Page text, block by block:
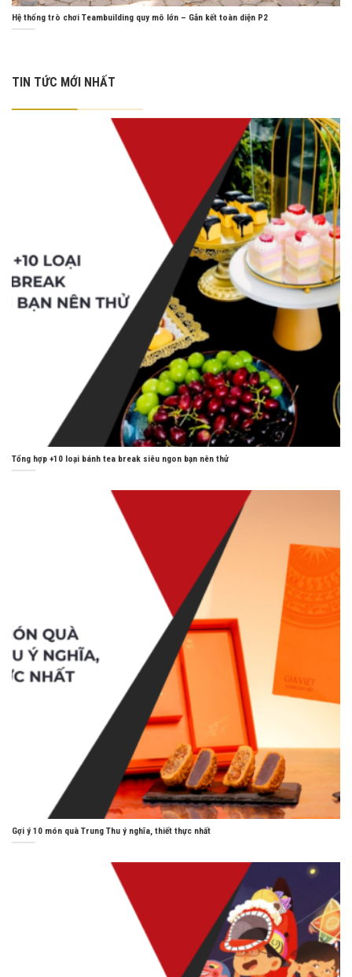
Hệ thống trò chơi Teambuilding quy mô lớn – Gắn kết toàn diện P2
TIN TỨC MỚI NHẤT
Tổng hợp +10 loại bánh tea break siêu ngon bạn nên thử
Gợi ý 10 món quà Trung Thu ý nghĩa, thiết thực nhất